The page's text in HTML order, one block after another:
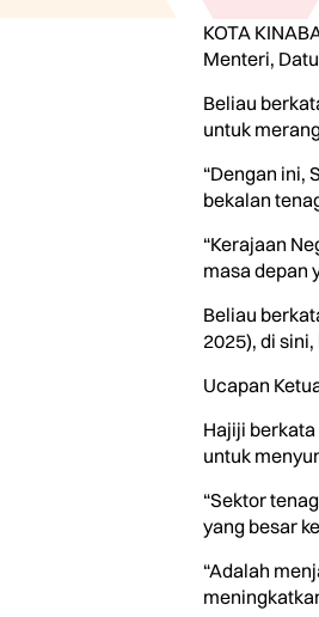
KOTA
Menteri,
Beliau
untuk
“Dengan ini,
bekalan
“Kerajaan
masa depan
Beliau
2025), di
Ucapan
Hajiji
untuk
“Sektor
yang besar
“Adalah